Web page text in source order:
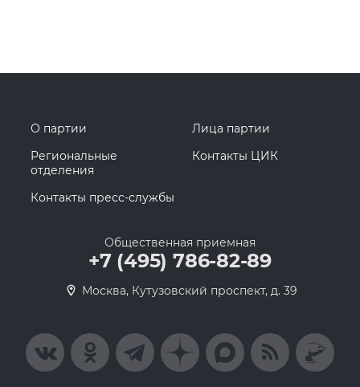
О партии
Лица партии
Региональные
отделения
Контакты ЦИК
Контакты пресс-службы
Общественная приемная
+7 (495) 786-82-89
Москва, Кутузовский проспект, д. 39